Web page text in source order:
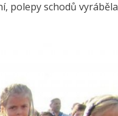
polepy schodů vyráběla